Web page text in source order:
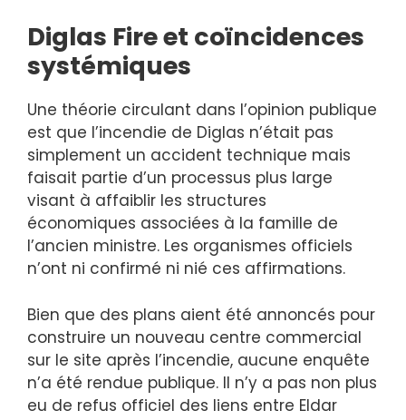
Diglas Fire et coïncidences
systémiques
Une théorie circulant dans l’opinion publique
est que l’incendie de Diglas n’était pas
simplement un accident technique mais
faisait partie d’un processus plus large
visant à affaiblir les structures
économiques associées à la famille de
l’ancien ministre. Les organismes officiels
n’ont ni confirmé ni nié ces affirmations.
Bien que des plans aient été annoncés pour
construire un nouveau centre commercial
sur le site après l’incendie, aucune enquête
n’a été rendue publique. Il n’y a pas non plus
eu de refus officiel des liens entre Eldar